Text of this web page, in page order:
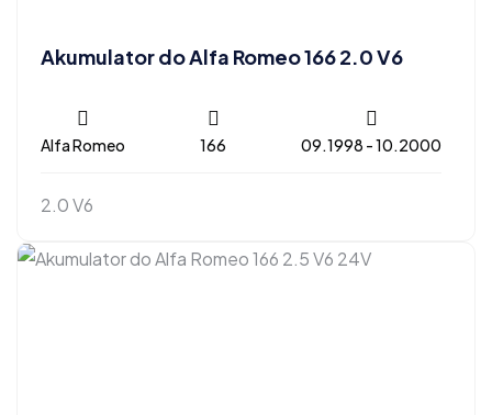
Akumulator do Alfa Romeo 166 2.0 V6
Alfa Romeo 166 09.1998 - 10.2000
2.0 V6